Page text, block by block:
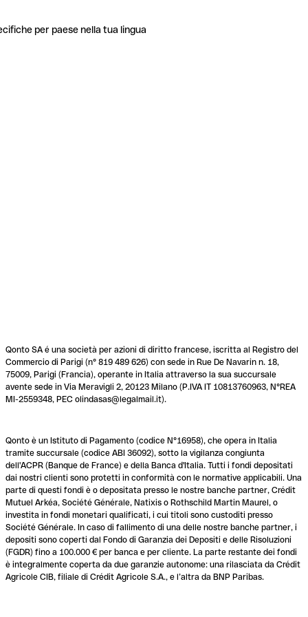
per paese nella tua lingua
Qonto SA é una società per azioni di diritto francese, iscritta al Registro del
Commercio di Parigi (n° 819 489 626) con sede in Rue De Navarin n. 18,
75009, Parigi (Francia), operante in Italia attraverso la sua succursale
avente sede in Via Meravigli 2, 20123 Milano (P.IVA IT 10813760963, N°REA
MI-2559348, PEC olindasas@legalmail.it).
Qonto è un Istituto di Pagamento (codice N°16958), che opera in Italia
tramite succursale (codice ABI 36092), sotto la vigilanza congiunta
dell'ACPR (Banque de France) e della Banca d'Italia. Tutti i fondi depositati
dai nostri clienti sono protetti in conformità con le normative applicabili. Una
parte di questi fondi è o depositata presso le nostre banche partner, Crédit
Mutuel Arkéa, Société Générale, Natixis o Rothschild Martin Maurel, o
investita in fondi monetari qualificati, i cui titoli sono custoditi presso
Société Générale. In caso di fallimento di una delle nostre banche partner, i
depositi sono coperti dal Fondo di Garanzia dei Depositi e delle Risoluzioni
(FGDR) fino a 100.000 € per banca e per cliente. La parte restante dei fondi
è integralmente coperta da due garanzie autonome: una rilasciata da Crédit
Agricole CIB, filiale di Crédit Agricole S.A., e l’altra da BNP Paribas.